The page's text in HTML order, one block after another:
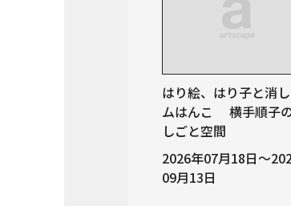
はり絵、はり子と消
ムはんこ 横手順子
しごと空間
2026年07月18日～
09月13日